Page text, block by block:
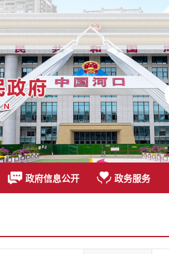
政府信息公开 政务服务